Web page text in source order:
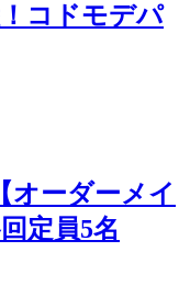
コドモデパ
オーダーメイ
定員5名